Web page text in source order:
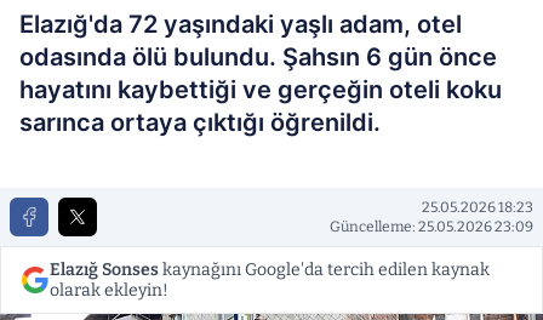
Elazığ'da 72 yaşındaki yaşlı adam, otel
odasında ölü bulundu. Şahsın 6 gün önce
hayatını kaybettiği ve gerçeğin oteli koku
sarınca ortaya çıktığı öğrenildi.
25.05.2026 18:23
Güncelleme: 25.05.2026 23:09
Elazığ Sonseskaynağını Google'da tercih edilen kaynak
olarak ekleyin!